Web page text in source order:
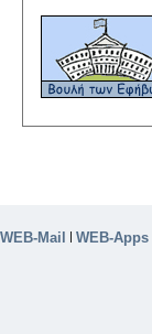
WEB-Mail | WEB-Apps